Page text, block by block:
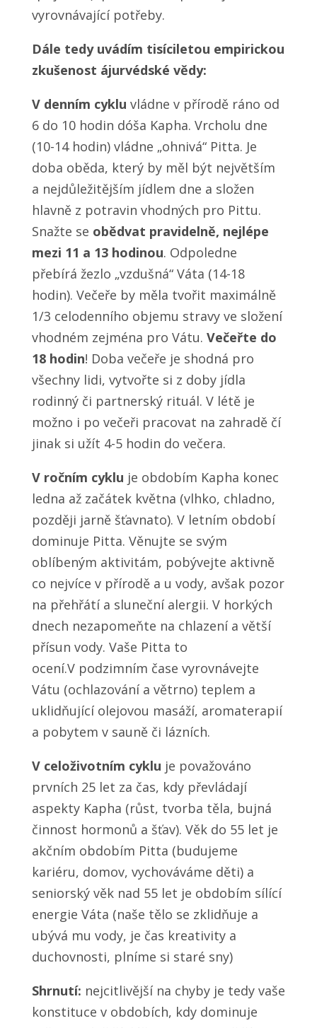
vyrovnávající potřeby.
Dále tedy uvádím tisíciletou empirickou
zkušenost ájurvédské vědy:
V denním cyklu vládne v přírodě ráno od
6 do 10 hodin dóša Kapha. Vrcholu dne
(10-14 hodin) vládne „ohnivá“ Pitta. Je
doba oběda, který by měl být největším
a nejdůležitějším jídlem dne a složen
hlavně z potravin vhodných pro Pittu.
Snažte se obědvat pravidelně, nejlépe
mezi 11 a 13 hodinou. Odpoledne
přebírá žezlo „vzdušná“ Váta (14-18
hodin). Večeře by měla tvořit maximálně
1/3 celodenního objemu stravy ve složení
vhodném zejména pro Vátu. Večeřte do
18 hodin! Doba večeře je shodná pro
všechny lidi, vytvořte si z doby jídla
rodinný či partnerský rituál. V létě je
možno i po večeři pracovat na zahradě čí
jinak si užít 4-5 hodin do večera.
V ročním cyklu je obdobím Kapha konec
ledna až začátek května (vlhko, chladno,
později jarně šťavnato). V letním období
dominuje Pitta. Věnujte se svým
oblíbeným aktivitám, pobývejte aktivně
co nejvíce v přírodě a u vody, avšak pozor
na přehřátí a sluneční alergii. V horkých
dnech nezapomeňte na chlazení a větší
přísun vody. Vaše Pitta to
ocení.V podzimním čase vyrovnávejte
Vátu (ochlazování a větrno) teplem a
uklidňující olejovou masáží, aromaterapií
a pobytem v sauně či lázních.
V celoživotním cyklu je považováno
prvních 25 let za čas, kdy převládají
aspekty Kapha (růst, tvorba těla, bujná
činnost hormonů a šťav). Věk do 55 let je
akčním obdobím Pitta (budujeme
kariéru, domov, vychováváme děti) a
seniorský věk nad 55 let je obdobím sílící
energie Váta (naše tělo se zklidňuje a
ubývá mu vody, je čas kreativity a
duchovnosti, plníme si staré sny)
Shrnutí: nejcitlivější na chyby je tedy vaše
konstituce v obdobích, kdy dominuje